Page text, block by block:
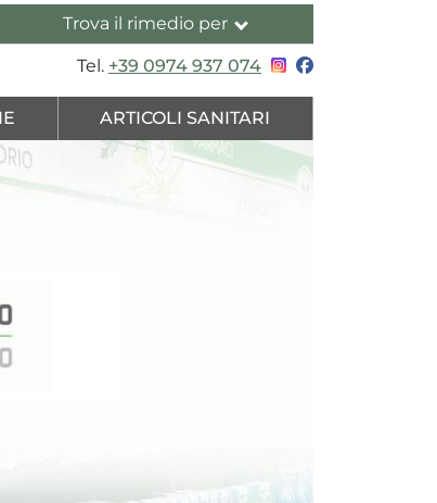
Trova il rimedio per
Tel. +39 0974 937 074
ARTICOLI SANITARI